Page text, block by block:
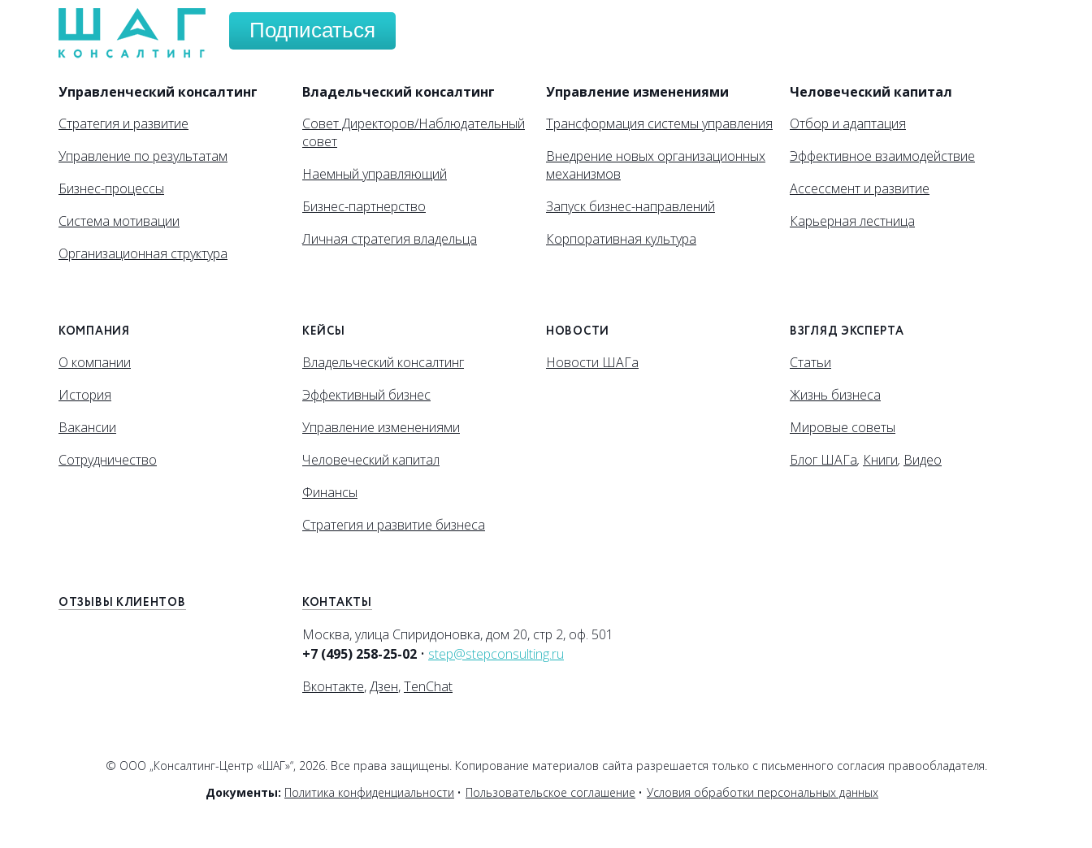
Подписаться
Управленческий консалтинг
Стратегия и развитие
Управление по результатам
Бизнес-процессы
Система мотивации
Организационная структура
Владельческий консалтинг
Совет Директоров/Наблюдательный
совет
Наемный управляющий
Бизнес-партнерство
Личная стратегия владельца
Управление изменениями
Трансформация системы управления
Внедрение новых организационных
механизмов
Запуск бизнес-направлений
Корпоративная культура
Человеческий капитал
Отбор и адаптация
Эффективное взаимодействие
Ассессмент и развитие
Карьерная лестница
КОМПАНИЯ
О компании
История
Вакансии
Сотрудничество
КЕЙСЫ
Владельческий консалтинг
Эффективный бизнес
Управление изменениями
Человеческий капитал
Финансы
Стратегия и развитие бизнеса
НОВОСТИ
Новости ШАГа
ВЗГЛЯД ЭКСПЕРТА
Статьи
Жизнь бизнеса
Мировые советы
Блог ШАГа, Книги, Видео
ОТЗЫВЫ КЛИЕНТОВ КОНТАКТЫ
Москва, улица Спиридоновка, дом 20, стр 2, оф. 501
+7 (495) 258-25-02 • step@stepconsulting.ru
Вконтакте,Дзен,TenChat
© ООО „Консалтинг-Центр «ШАГ»“, 2026. Все права защищены. Копирование материалов сайта разрешается только с письменного согласия правообладателя.
Документы: Политика конфиденциальности Пользовательское соглашение Условия обработки персональных данных